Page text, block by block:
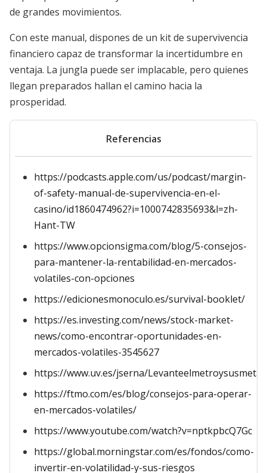
de grandes movimientos.
Con este manual, dispones de un kit de supervivencia
financiero capaz de transformar la incertidumbre en
ventaja. La jungla puede ser implacable, pero quienes
llegan preparados hallan el camino hacia la
prosperidad.
Referencias
https://podcasts.apple.com/us/podcast/margin-
of-safety-manual-de-supervivencia-en-el-
casino/id1860474962?i=1000742835693&l=zh-
Hant-TW
https://www.opcionsigma.com/blog/5-consejos-
para-mantener-la-rentabilidad-en-mercados-
volatiles-con-opciones
https://edicionesmonoculo.es/survival-booklet/
https://es.investing.com/news/stock-market-
news/como-encontrar-oportunidades-en-
mercados-volatiles-3545627
https://www.uv.es/jserna/
https://ftmo.com/es/blog/consejos-para-operar-
en-mercados-volatiles/
https://www.youtube.com/watch?v=nptkpbcQ7Gc
https://global.morningstar.com/es/fondos/como-
invertir-en-volatilidad-y-sus-riesgos